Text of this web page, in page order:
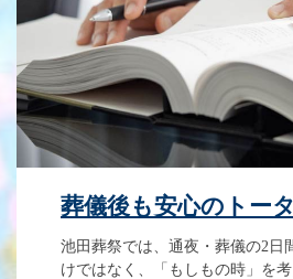
葬儀後も安心のトー
池田葬祭では、通夜・葬儀の2日
けではなく、「もしもの時」を